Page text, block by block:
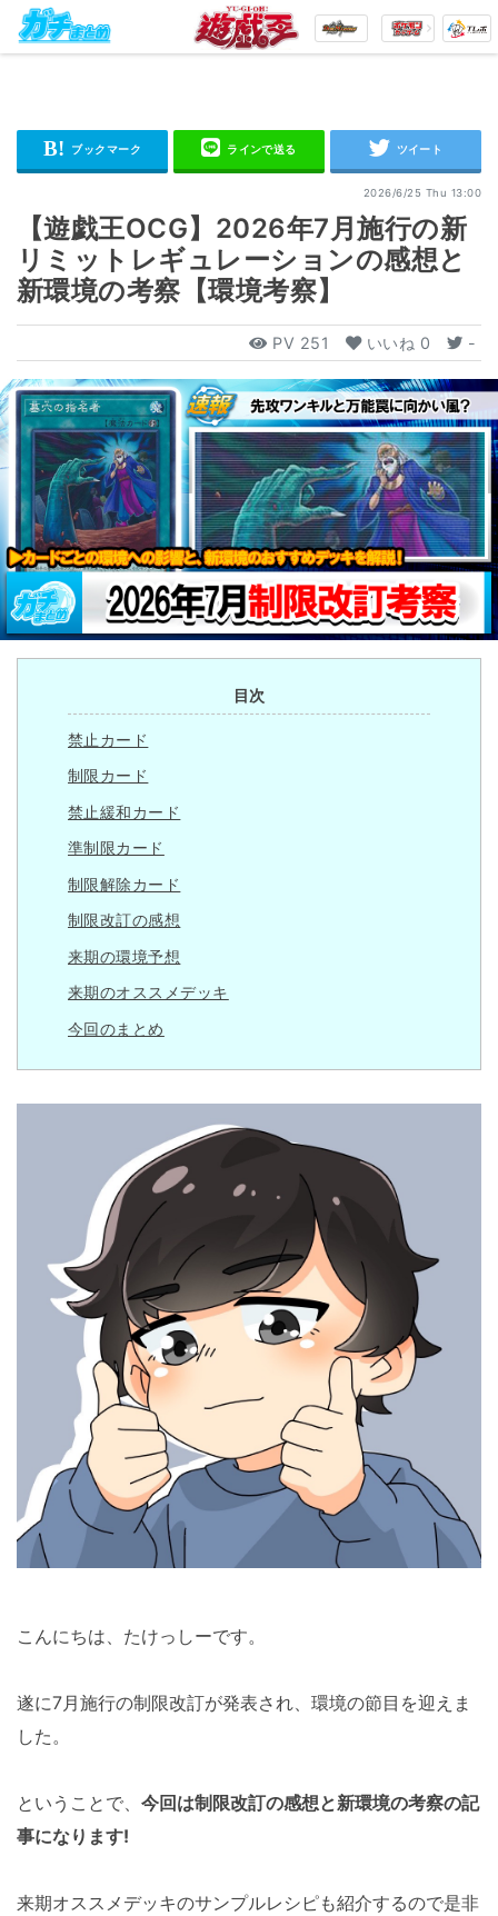
2026/6/25 Thu 13:00
【遊戯王OCG】2026年7月施行の新
リミットレギュレーションの感想と
新環境の考察【環境考察】
PV 251 いいね 0 -
目次
禁止カード
制限カード
禁止緩和カード
準制限カード
制限解除カード
制限改訂の感想
来期の環境予想
来期のオススメデッキ
今回のまとめ
こんにちは、たけっしーです。
遂に7月施行の制限改訂が発表され、環境の節目を迎えま
した。
ということで、 今回は制限改訂の感想と新環境の考察の記
事になります!
来期オススメデッキのサンプルレシピも紹介するので是非